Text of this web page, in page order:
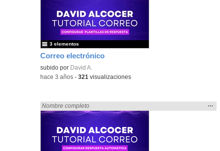
Correo electrónico
subido por David A.
3 elementos
-hace 3 años -321 visualizaciones
Encontrado «zaragoza» en:
Nombre completo
la
…